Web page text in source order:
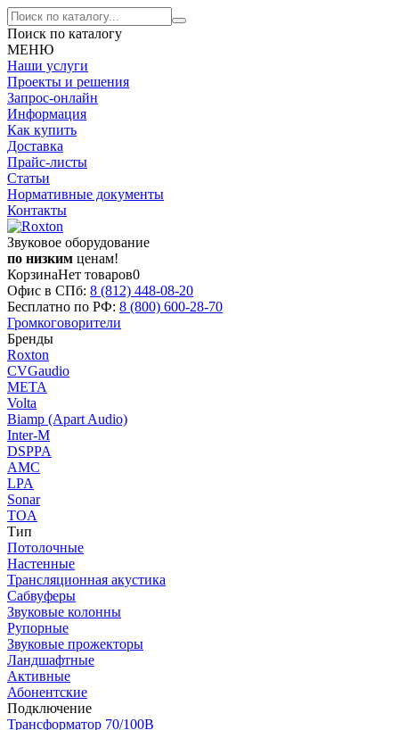
Поиск по каталогу
МЕНЮ
Наши услуги
Проекты и решения
Запрос-онлайн
Информация
Как купить
Доставка
Прайс-листы
Статьи
Нормативные документы
Контакты
Звуковое оборудование
по низким ценам!
КорзинаНет товаров0
Офис в СПб: 8 (812) 448-08-20
Бесплатно по РФ: 8 (800) 600-28-70
Громкоговорители
Бренды
Roxton
CVGaudio
МЕТА
Volta
Biamp (Apart Audio)
Inter-M
DSPPA
AMC
LPA
Sonar
TOA
Тип
Потолочные
Настенные
Трансляционная акустика
Сабвуферы
Звуковые колонны
Рупорные
Звуковые прожекторы
Ландшафтные
Активные
Абонентские
Подключение
Трансформатор 70/100В